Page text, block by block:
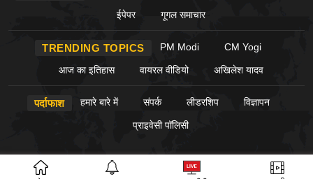
ईपेपर गूगल समाचार
TRENDING TOPICS PM Modi CM Yogi
आज का इतिहास वायरल वीडियो अखिलेश यादव
पर्दाफाश हमारे बारे में संपर्क लीडरशिप विज्ञापन
प्राइवेसी पॉलिसी